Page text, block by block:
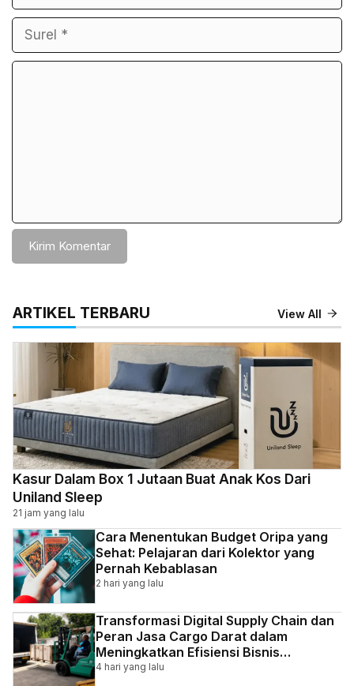
Komentar
ARTIKEL TERBARU View All
Kasur Dalam Box 1 Jutaan Buat Anak Kos Dari
Uniland Sleep
21 jam yang lalu
Cara Menentukan Budget Oripa yang
Sehat: Pelajaran dari Kolektor yang
Pernah Kebablasan
2 hari yang lalu
Transformasi Digital Supply Chain dan
Peran Jasa Cargo Darat dalam
Meningkatkan Efisiensi Bisnis
Indonesia
4 hari yang lalu